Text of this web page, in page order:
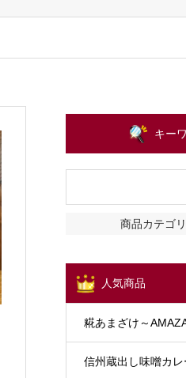
キー
商品カテゴ
人気商品
糀あまざけ～
信州蔵出し味噌カレ